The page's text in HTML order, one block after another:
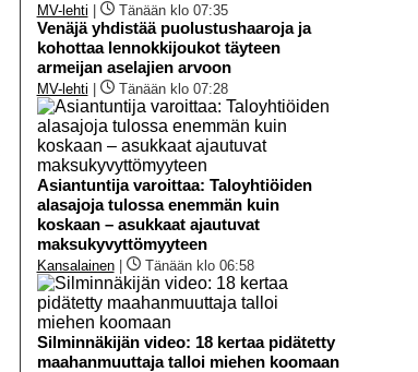
MV-lehti Tänään klo 07:35
Venäjä yhdistää puolustushaaroja ja
kohottaa lennokkijoukot täyteen
armeijan aselajien arvoon
MV-lehti Tänään klo 07:28
Asiantuntija varoittaa: Taloyhtiöiden
alasajoja tulossa enemmän kuin
koskaan – asukkaat ajautuvat
maksukyvyttömyyteen
Kansalainen| Tänään klo 06:58
Silminnäkijän video: 18 kertaa pidätetty
maahanmuuttaja talloi miehen koomaan